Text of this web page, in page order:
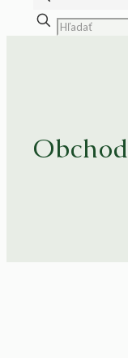
Obchod